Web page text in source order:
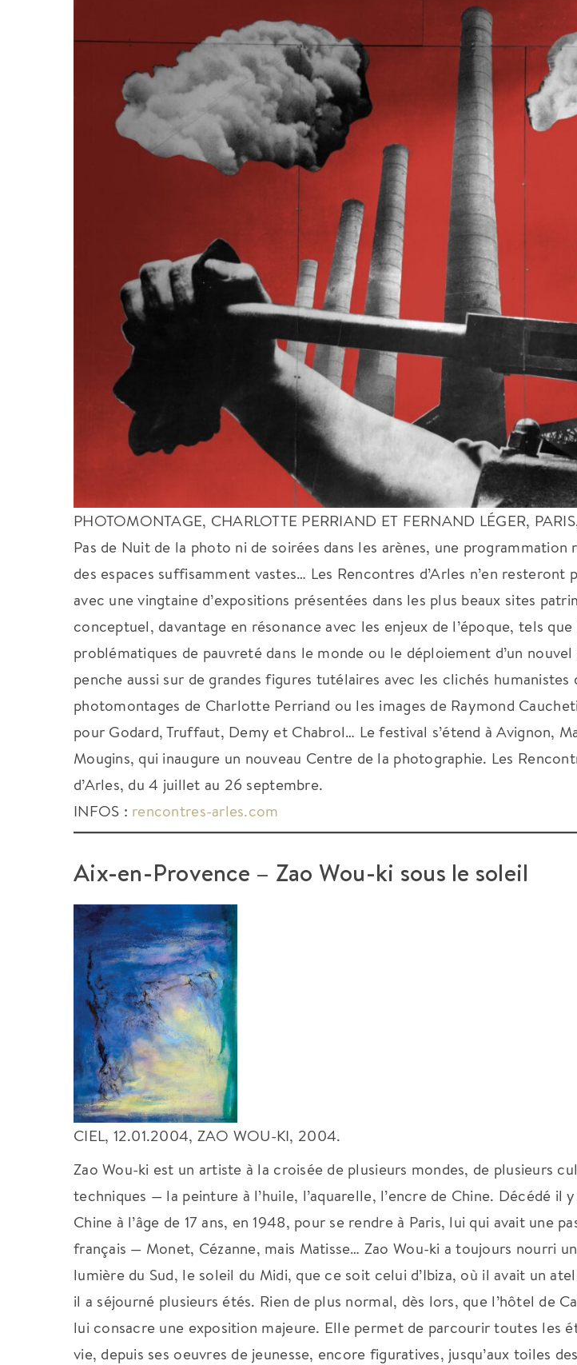
PHOTOMONTAGE, CHARLOTTE PERRIAND ET FERNAND LÉGER,
Pas de Nuit de la photo ni de soirées dans les arènes, une programmation
des espaces suffisamment vastes… Les Rencontres d’Arles n’en
avec une vingtaine d’expositions présentées dans les plus beaux sites
conceptuel, davantage en résonance avec les enjeux de l’époque, tels
problématiques de pauvreté dans le monde ou le déploiement d’un
penche aussi sur de grandes figures tutélaires avec les clichés humanistes
photomontages de Charlotte Perriand ou les images de Raymond
pour Godard, Truffaut, Demy et Chabrol… Le festival s’étend à Avignon,
Mougins, qui inaugure un nouveau Centre de la photographie. Les
d’Arles, du 4 juillet au 26 septembre.
INFOS : rencontres-arles.com
Aix-en-Provence – Zao Wou-ki sous le soleil
CIEL, 12.01.2004, ZAO WOU-KI, 2004.
Zao Wou-ki est un artiste à la croisée de plusieurs mondes, de plusieurs
techniques — la peinture à l’huile, l’aquarelle, l’encre de Chine. Décédé il
Chine à l’âge de 17 ans, en 1948, pour se rendre à Paris, lui qui avait une
français — Monet, Cézanne, mais Matisse… Zao Wou-ki a toujours nourri
lumière du Sud, le soleil du Midi, que ce soit celui d’Ibiza, où il avait un
il a séjourné plusieurs étés. Rien de plus normal, dès lors, que l’hôtel de
lui consacre une exposition majeure. Elle permet de parcourir toutes les
vie, depuis ses oeuvres de jeunesse, encore figuratives, jusqu’aux toiles